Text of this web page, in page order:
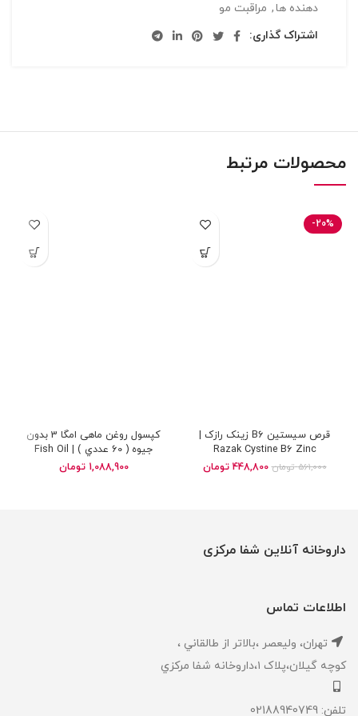
دهنده ها, مراقبت مو
اشتراک گذاری:
محصولات مرتبط
-20%
قرص سیستین B6 زینک رازک |
Razak Cystine B6 Zinc
561,000 تومان 448,800 تومان
کپسول روغن ماهی امگا 3 بدون
جیوه ( 60 عددي ) | Fish Oil
Omega 3 Mercury Free
1,088,900 تومان
داروخانه آنلاین شفا مرکزی
اطلاعات تماس
تهران، ‎وليعصر ،بالاتر از طالقاني ،
كوچه گيلان،پلاک ۱،داروخانه شفا مركزي
تلفن: 02188940749